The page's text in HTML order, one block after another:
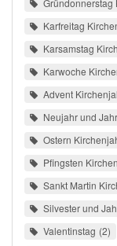
Gründonnerstag
Karfreitag
Karsamstag
Karwoche
Advent
Neujahr und
Ostern
Pfingsten
Sankt Martin
Silvester und
Valentinstag 2